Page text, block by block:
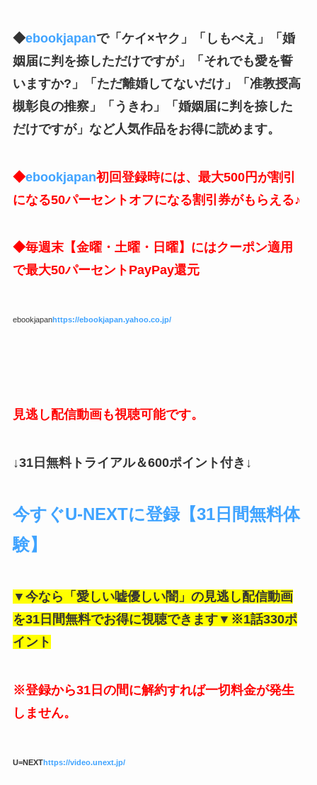
◆ebookjapanで「ケイ×ヤク」「しもべえ」「婚
姻届に判を捺しただけですが」「それでも愛を誓
いますか?」「ただ離婚してないだけ」「准教授高
槻彰良の推察」「うきわ」「婚姻届に判を捺した
だけですが」 など人気作品をお得に読めます。
◆ebookjapan初回登録時には、最大500円が割引
になる50パーセントオフになる割引券がもらえる♪
◆毎週末【金曜・土曜・日曜】にはクーポン適用
で最大50パーセントPayPay還元
ebookjapanhttps://ebookjapan.yahoo.co.jp/
見逃し配信動画も視聴可能です。
↓31日無料トライアル＆600ポイント付き↓
今すぐU-NEXTに登録【31日間無料体
験】
▼今なら「愛しい嘘優しい闇」の見逃し配信動画
を31日間無料でお得に視聴できます▼※1話330ポ
イント
※登録から31日の間に解約すれば一切料金が発生
しません。
U=NEXThttps://video.unext.jp/